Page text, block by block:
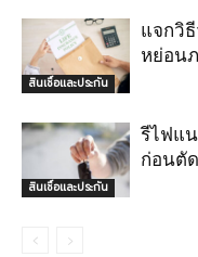
สินเชื่อและประกัน
แจกวิ
หย่อน
สินเชื่อและประกัน
รีไฟแ
ก่อนตั